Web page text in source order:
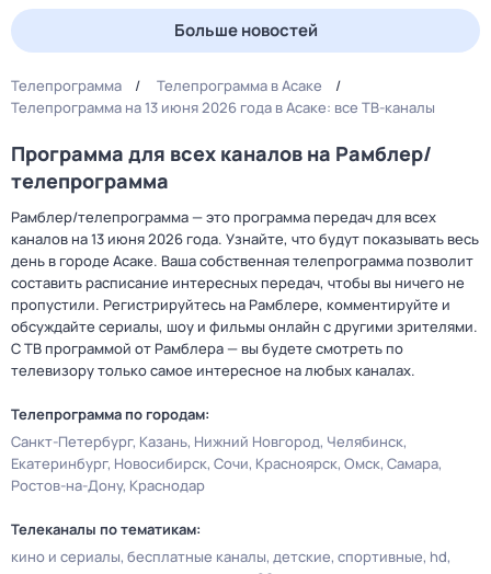
Больше новостей
Телепрограмма
Телепрограмма в Асаке
Телепрограмма на 13 июня 2026 года в Асаке: все ТВ-каналы
Программа для всех каналов на Рамблер/
телепрограмма
Рамблер/телепрограмма — это программа передач для всех
каналов на 13 июня 2026 года. Узнайте, что будут показывать весь
день в городе Асаке. Ваша собственная телепрограмма позволит
составить расписание интересных передач, чтобы вы ничего не
пропустили. Регистрируйтесь на Рамблере, комментируйте и
обсуждайте сериалы, шоу и фильмы онлайн с другими зрителями.
С ТВ программой от Рамблера — вы будете смотреть по
телевизору только самое интересное на любых каналах.
Телепрограмма по городам:
Санкт-Петербург Казань Нижний Новгород Челябинск
Екатеринбург Новосибирск Сочи Красноярск Омск Самара
Ростов-на-Дону Краснодар
Телеканалы по тематикам:
кино и сериалы бесплатные каналы детские спортивные hd